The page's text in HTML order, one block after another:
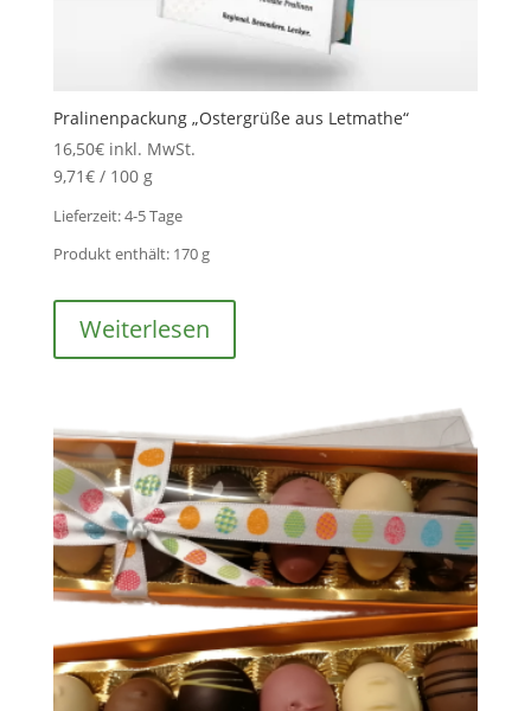
Pralinenpackung „Ostergrüße aus Letmathe“
16,50€ inkl. MwSt.
9,71€/ 100 g
Lieferzeit:4-5 Tage
Produkt enthält: 170 g
Weiterlesen